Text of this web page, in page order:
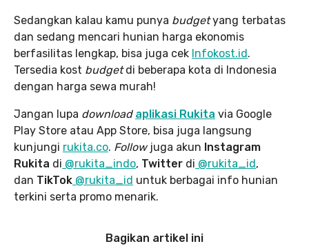
Sedangkan kalau kamu punya budgetyang terbatas
dan sedang mencari hunian harga ekonomis
berfasilitas lengkap, bisa juga cek Infokost.id.
Tersedia kost budgetdi beberapa kota di Indonesia
dengan harga sewa murah!
Jangan lupa download aplikasi Rukita via Google
Play Store atau App Store, bisa juga langsung
kunjungi rukita.co. Followjuga akun Instagram
Rukita di @rukita_indo, Twitter di @rukita_id,
dan TikTok @rukita_id untuk berbagai info hunian
terkini serta promo menarik.
Bagikan artikel ini